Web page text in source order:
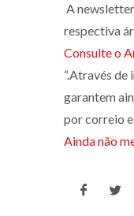
A
respectiva
Consulte o
“.Através de
garantem
por correio
Ainda não